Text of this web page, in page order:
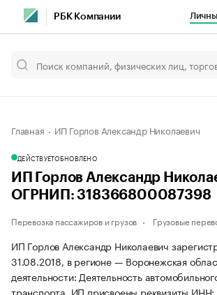
РБК Компании
Главная ИП Горлов Александр Николаевич
ДЕЙСТВУЕТОБНОВЛЕНО
ИП Горлов Александр
ОГРНИП: 318366800087398
Перевозка пассажиров и грузов Грузовые
ИП Горлов Александр Николаевич
31.08.2018, в регионе — Воронежская
деятельности: Деятельность
транспорта. ИП присвоены реквизиты